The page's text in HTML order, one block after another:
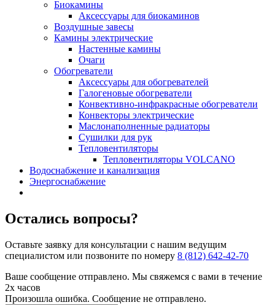
Биокамины
Аксессуары для биокаминов
Воздушные завесы
Камины электрические
Настенные камины
Очаги
Обогреватели
Аксессуары для обогревателей
Галогеновые обогреватели
Конвективно-инфракрасные обогреватели
Конвекторы электрические
Маслонаполненные радиаторы
Сушилки для рук
Тепловентиляторы
Тепловентиляторы VOLCANO
Водоснабжение и канализация
Энергоснабжение
Остались вопросы?
Оставьте заявку для консультации с нашим ведущим
специалистом или позвоните по номеру 8 (812) 642-42-70
Ваше сообщение отправлено. Мы свяжемся с вами в течение
2х часов
Произошла ошибка. Сообщение не отправлено.